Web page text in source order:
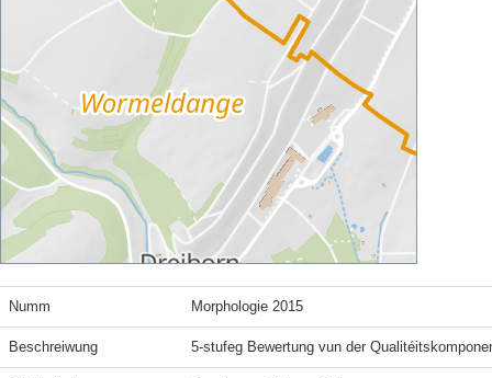
Numm Morphologie 2015
Beschreiwung 5-stufeg Bewertung vun der